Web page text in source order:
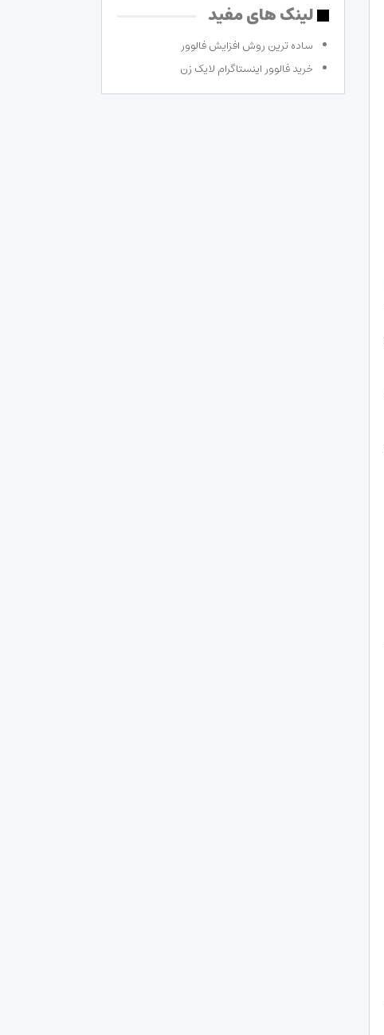
لینک های مفید
ساده ترین روش افزایش فالوور
خرید فالوور اینستاگرام لایک زن